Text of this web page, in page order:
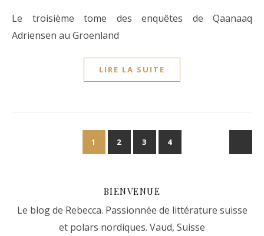
Le troisième tome des enquêtes de Qaanaaq
Adriensen au Groenland
LIRE LA SUITE
1 2 3 4
BIENVENUE
Le blog de Rebecca. Passionnée de littérature suisse
et polars nordiques. Vaud, Suisse